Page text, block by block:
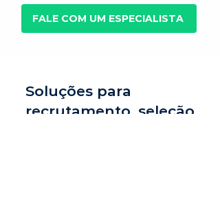
FALE COM UM ESPECIALISTA
Soluções para
recrutamento, seleção